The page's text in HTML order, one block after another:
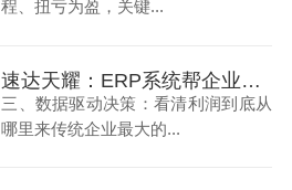
程、扭亏为盈，关键...
速达天耀：ERP系统帮企业理顺经营，扭亏为盈（中）
三、数据驱动决策：看清利润到底从
哪里来传统企业最大的...